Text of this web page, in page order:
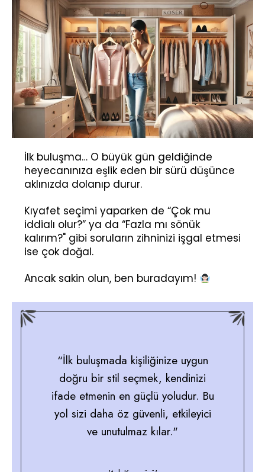
İlk buluşma… O büyük gün geldiğinde
heyecanınıza eşlik eden bir sürü düşünce
aklınızda dolanıp durur.
Kıyafet seçimi yaparken de “Çok mu
iddialı olur?” ya da “Fazla mı sönük
kalırım?" gibi soruların zihninizi işgal etmesi
ise çok doğal.
Ancak sakin olun, ben buradayım!
“İlk buluşmada kişiliğinize uygun
doğru bir stil seçmek, kendinizi
ifade etmenin en güçlü yoludur. Bu
yol sizi daha öz güvenli, etkileyici
ve unutulmaz kılar."